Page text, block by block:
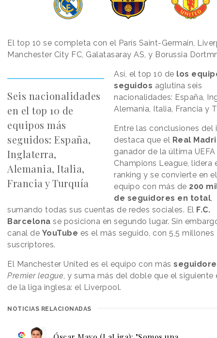
El top 10 se completa con el París Saint-Germain,
Manchester City FC, Galatasaray AS, y Borussia
Seis nacionalidades
en el top 10 de
equipos más
seguidos: España,
Inglaterra,
Alemania, Italia,
Francia y Turquía
Así, el top 10 de los
seguidos aglutina seis
nacionalidades: España,
Alemania, Italia, Francia y
Entre las conclusiones del
destaca que el Real
ganador de la última UEFA
Champions League, lidera
ranking y se convierte en
equipo con más de 200
de seguidores en total
sumando todas sus cuentas de redes sociales. El F.C.
Barcelona se posiciona en segundo lugar. Sin
canal de YouTube es el más seguido, con 5,5 millones
suscriptores.
El Manchester United es el equipo con más
Premier league , y suma más del doble que el siguiente
de la liga inglesa: el Liverpool.
NOTICIAS RELACIONADAS